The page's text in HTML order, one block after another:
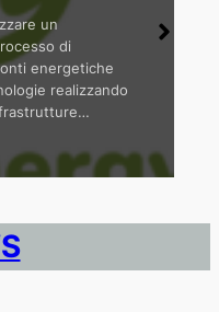
un
di
energetiche
realizzando